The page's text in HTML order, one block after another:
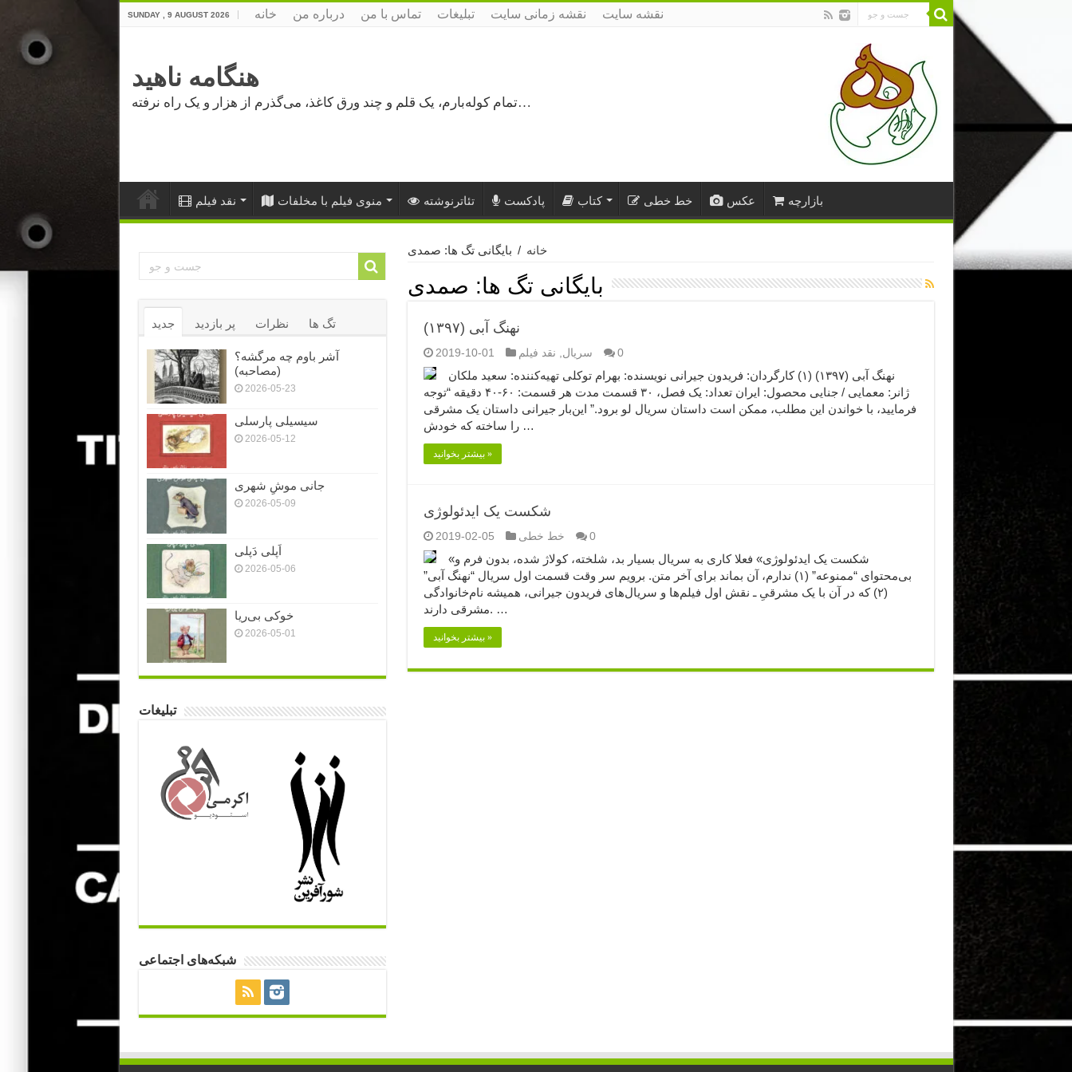
SUNDAY , 9 AUGUST 2026 خانه درباره من تماس با من تبلیغات نقشه زمانی سایت نقشه سایت
هنگامه ناهید
تمام کوله‌بارم، یک قلم و چند ورق کاغذ، می‌گذرم از هزار و یک راه نرفته…
نقد فیلم منوی فیلم با مخلفات تئاترنوشته پادکست کتاب خط خطی عکس بازارچه
خانه / بایگانی تگ ها: صمدی
بایگانی تگ ها: صمدی
نهنگ آبی (۱۳۹۷)
2019-10-01 سریال نقد فیلم 0
نهنگ آبی (۱۳۹۷) (۱) کارگردان: فریدون جیرانی نویسنده: بهرام توکلی تهیه‌کننده: سعید ملکان
ژانر: معمایی / جنایی محصول: ایران تعداد: یک فصل، ۳۰ قسمت مدت هر قسمت: ۶۰-۴۰ دقیقه “توجه
فرمایید،‌ با خواندن این مطلب، ممکن است داستان سریال لو برود.” این‌بار جیرانی داستان یک مشرقی
را ساخته که خودش …
بیشتر بخوانید »
شکست یک ایدئولوژی
2019-02-05 خط خطی 0
«شکست یک ایدئولوژی» فعلا کاری به سریال بسیار بد، شلخته، کولاژ شده، بدون فرم و
بی‌محتوای “ممنوعه” (۱) ندارم، آن بماند برای آخر متن. برویم سر وقت قسمت اول سریال “نهنگ آبی”
(۲) که در آن با یک مشرقیِ ـ نقش اول فیلم‌ها و سریال‌های فریدون جیرانی، همیشه نام‌خانوادگی
مشرقی دارند. …
بیشتر بخوانید »
جدید پر بازدید نظرات تگ ها
آشر باوم چه مرگشه؟
(مصاحبه)
2026-05-23
سیسیلی پارسلی
2026-05-12
جانی موشِ شهری
2026-05-09
اَپلی دَپلی
2026-05-06
خوکی بی‌ریا
2026-05-01
تبلیغات
شبکه‌های اجتماعی